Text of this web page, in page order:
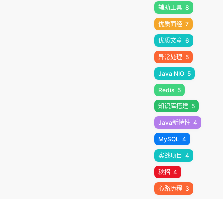
辅助工具 8
优质面经 7
优质文章 6
异常处理 5
Java NIO 5
Redis 5
知识库搭建 5
Java新特性 4
MySQL 4
实战项目 4
秋招 4
心路历程 3